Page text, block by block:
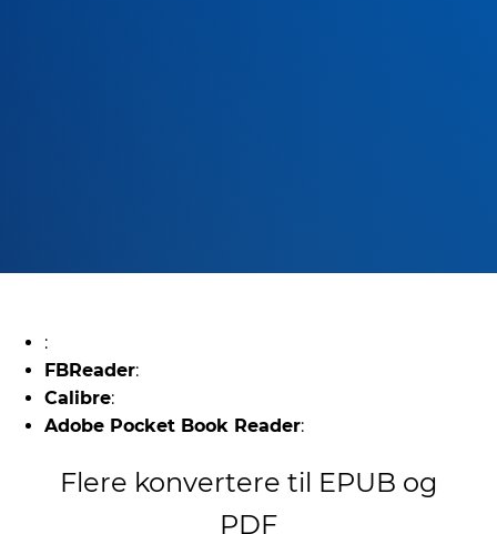
:
FBReader:
Calibre:
Adobe Pocket Book Reader:
Flere konvertere til EPUB og
PDF